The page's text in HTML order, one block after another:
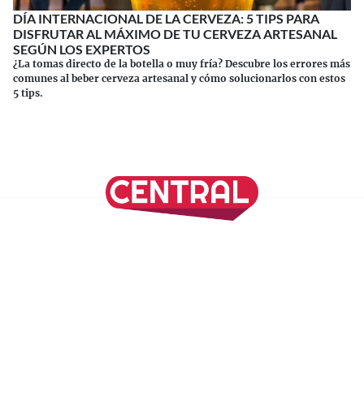
DÍA INTERNACIONAL DE LA CERVEZA: 5 TIPS PARA
DISFRUTAR AL MÁXIMO DE TU CERVEZA ARTESANAL
SEGÚN LOS EXPERTOS
¿La tomas directo de la botella o muy fría? Descubre los errores más
comunes al beber cerveza artesanal y cómo solucionarlos con estos
5 tips.